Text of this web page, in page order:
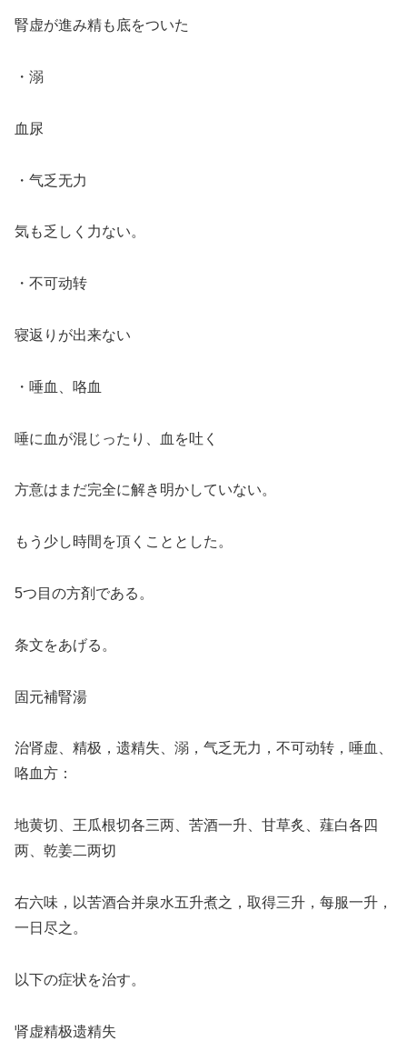
腎虚が進み精も底をついた
・溺
血尿
・气乏无力
気も乏しく力ない。
・不可动转
寝返りが出来ない
・唾血、咯血
唾に血が混じったり、血を吐く
方意はまだ完全に解き明かしていない。
もう少し時間を頂くこととした。
5つ目の方剤である。
条文をあげる。
固元補腎湯
治肾虚、精极，遗精失、溺，气乏无力，不可动转，唾血、
咯血方：
地黄切、王瓜根切各三两、苦酒一升、甘草炙、薤白各四
两、乾姜二两切
右六味，以苦酒合并泉水五升煮之，取得三升，每服一升，
一日尽之。
以下の症状を治す。
肾虚精极遗精失